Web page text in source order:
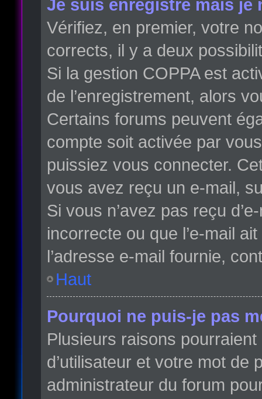
Je suis enregistré mais je
Vérifiez, en premier, votre
corrects, il y a deux
Si la gestion COPPA est
de l’enregistrement, alors
Certains forums peuvent
compte soit activée par
puissiez vous connecter.
vous avez reçu un e-mail,
Si vous n’avez pas reçu
incorrecte ou que l’e-mail
l’adresse e-mail fournie,
Haut
Pourquoi ne puis-je pas
Plusieurs raisons
d’utilisateur et votre mot de
administrateur du forum